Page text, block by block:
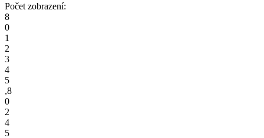
Počet zobrazení:
8
0
1
2
3
4
5
,8
0
2
4
5